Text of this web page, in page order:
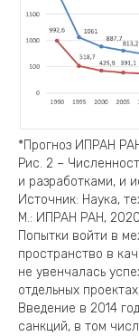
*Прогноз ИПРАН
Рис. 2 –
и разработками, и
Источник: Наука,
М.: ИПРАН РАН,
Попытки войти в
пространство в
не увенчалась
отдельных
Введение в 2014
санкций, в том